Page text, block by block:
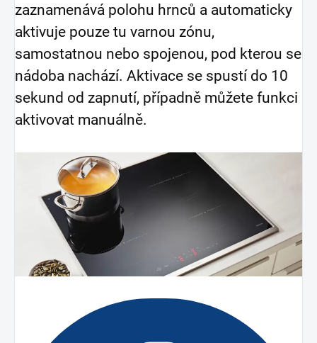
zaznamenává polohu hrnců a automaticky
aktivuje pouze tu varnou zónu,
samostatnou nebo spojenou, pod kterou se
nádoba nachází. Aktivace se spustí do 10
sekund od zapnutí, případně můžete funkci
aktivovat manuálně.